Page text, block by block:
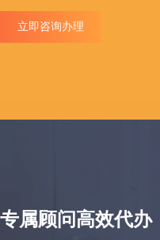
立即咨询办理
专属顾问高效代办